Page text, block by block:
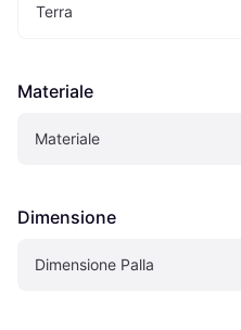
Terra
Materiale
Materiale
Dimensione
Dimensione Palla